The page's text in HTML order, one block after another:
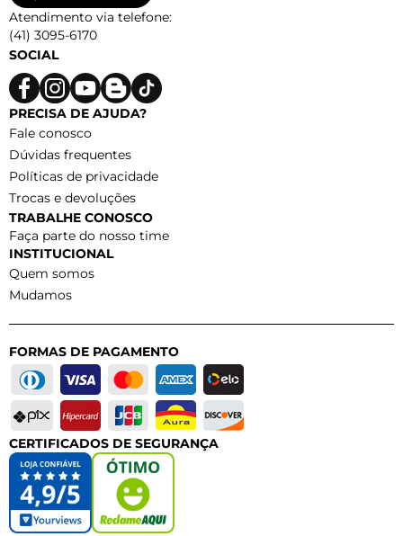
Atendimento via telefone:
(41) 3095-6170
SOCIAL
PRECISA DE AJUDA?
Fale conosco
Dúvidas frequentes
Políticas de privacidade
Trocas e devoluções
TRABALHE CONOSCO
Faça parte do nosso time
INSTITUCIONAL
Quem somos
Mudamos
FORMAS DE PAGAMENTO
CERTIFICADOS DE SEGURANÇA